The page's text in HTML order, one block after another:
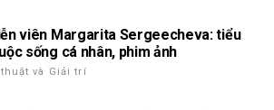
viên Margarita Sergeecheva: tiểu
sống cá nhân, phim ảnh
và Giải trí